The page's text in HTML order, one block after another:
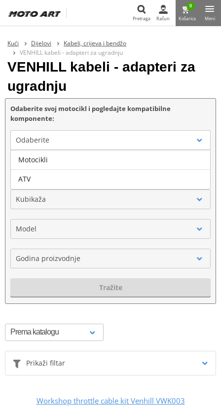
Pretraga Račun
0
Košarica Meni
Kući Dijelovi
Kabeli, crijeva i bendžo
VENHILL kabeli - adapteri za ugradnju
VENHILL kabeli - adapteri za
ugradnju
Odaberite svoj motocikl i pogledajte kompatibilne
komponente:
Odaberite
Marka
Kubikaža
Model
Godina proizvodnje
Tražite
Prikaži filtar
Workshop throttle cable kit Venhill VWK003
Motocikli
ATV